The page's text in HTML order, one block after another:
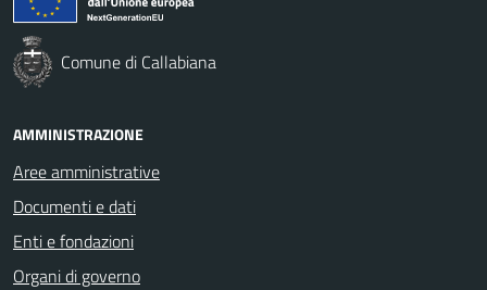
Comune di Callabiana
AMMINISTRAZIONE
Aree amministrative
Documenti e dati
Enti e fondazioni
Organi di governo